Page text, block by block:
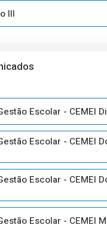
III
Escolar - CEMEI
Escolar - CEMEI
Escolar - CEMEI
Escolar - CEMEI